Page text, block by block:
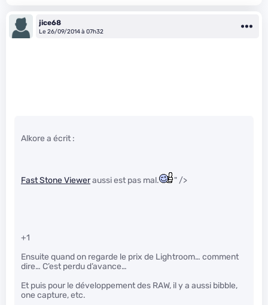
jice68
Le 26/09/2014 à 07h32
Alkore a écrit :
Fast Stone Vieweraussi est pas mal. " />
+1
Ensuite quand on regarde le prix de Lightroom… comment
dire… C’est perdu d’avance…
Et puis pour le développement des RAW, il y a aussi bibble,
one capture, etc.